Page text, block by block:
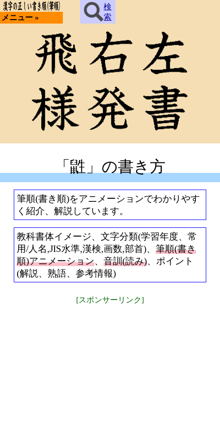
メニュー »
検
索
「鼪」の書き方
筆順(書き順)をアニメーションでわかりやす
く紹介、解説しています。
教科書体イメージ、文字分類(学習年度、常
用/人名,JIS水準,漢検,画数,部首)、 筆順(書き
順)アニメーション、 音訓(読み)、ポイント
(解説、熟語、参考情報)
[スポンサーリンク]